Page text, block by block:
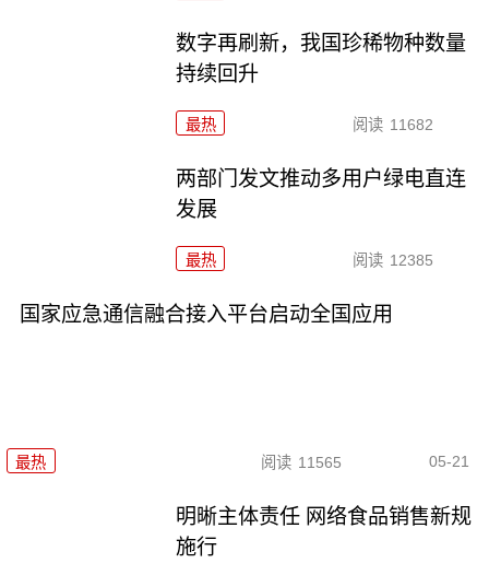
数字再刷新，我国珍稀物种数量
持续回升
最热 阅读 11682
两部门发文推动多用户绿电直连
发展
最热 阅读 12385
国家应急通信融合接入平台启动全国应用
最热 阅读 11565 05-21
明晰主体责任 网络食品销售新规
施行